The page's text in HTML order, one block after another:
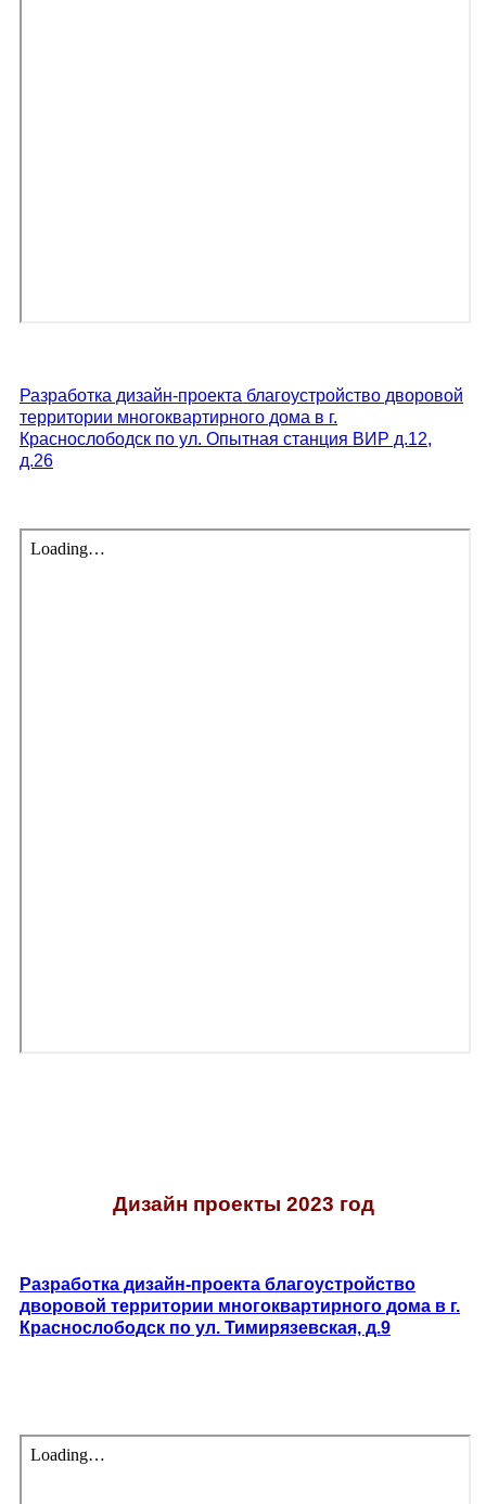
Разработка дизайн-проекта благоустройство дворовой
территории многоквартирного дома в г.
Краснослободск по ул. Опытная станция ВИР д.12,
д.26
Дизайн проекты 2023 год
Разработка дизайн-проекта благоустройство
дворовой территории многоквартирного дома в г.
Краснослободск по ул. Тимирязевская, д.9